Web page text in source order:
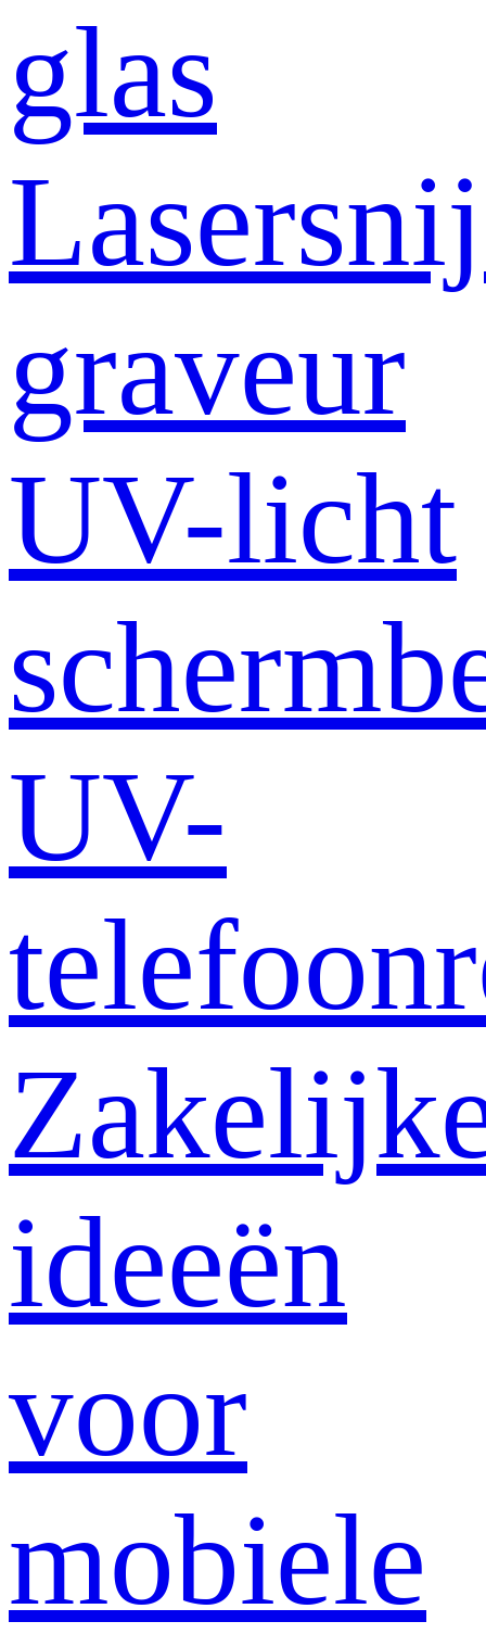
glas
graveur
UV-licht
UV-
ideeën
voor
mobiele